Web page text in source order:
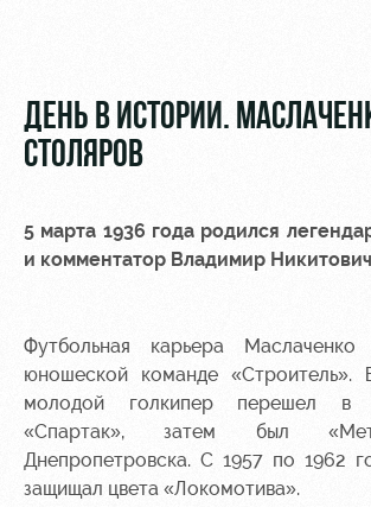
Арена
Аренда
полей
Аренда
площадей
Старт
Академия
Как
поступить
Руководство
для
болельщиков
карта
«Локомотив»
Заставки
Программа
лояльности
ДЕНЬ В ИСТОРИИ.
СТОЛЯРОВ
5 марта 1936 года родился
и комментатор Владимир
Футбольная карьера Маслаченко
юношеской команде «Строитель».
молодой голкипер перешел в
«Спартак», затем был
Днепропетровска. С 1957 по 1962
защищал цвета «Локомотива».